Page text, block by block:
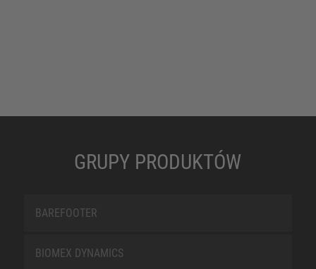
GRUPY PRODUKTÓW
BAREFOOTER
BIOMEX DYNAMICS